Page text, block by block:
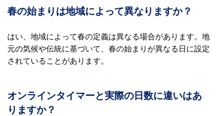
春の始まりは地域によって異なりますか？
はい、地域によって春の定義は異なる場合があります。地
元の気候や伝統に基づいて、春の始まりが異なる日に設定
されていることがあります。
オンラインタイマーと実際の日数に違いはあ
りますか？